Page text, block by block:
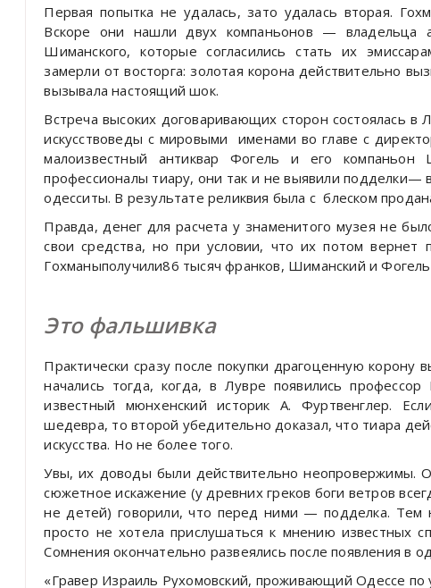
Первая попытка не удалась, зато удалась вторая.
Вскоре они нашли двух компаньонов — владельца
Шиманского, которые согласились стать их
замерли от восторга: золотая корона действительно
вызывала настоящий шок.
Встреча высоких договаривающих сторон состоялась
искусствоведы с мировыми именами во главе с
малоизвестный антиквар Фогель и его компаньон
профессионалы тиару, они так и не выявили подделки—
одесситы. В результате реликвия была с блеском
Правда, денег для расчета у знаменитого музея не
свои средства, но при условии, что их потом вернет
Гохманыполучили86 тысяч франков, Шиманский и
Это фальшивка
Практически сразу после покупки драгоценную
начались тогда, когда, в Лувре появились профессор
известный мюнхенский историк А. Фуртвенглер.
шедевра, то второй убедительно доказал, что тиара
искусства. Но не более того.
Увы, их доводы были действительно неопровержимы.
сюжетное искажение (у древних греков боги ветров
не детей) говорили, что перед ними — подделка. Тем
просто не хотела прислушаться к мнению известных
Сомнения окончательно развеялись после появления в
«Гравер Израиль Рухомовский, проживающий Одессе